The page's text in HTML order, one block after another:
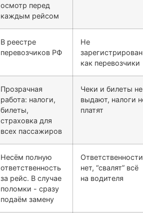
осмотр перед
каждым рейсом
В реестре
перевозчиков РФ
Не
как перевозчики
Прозрачная
работа: налоги,
билеты,
страховка для
всех пассажиров
Чеки и билеты не
выдают, налоги
платят
Несём полную
ответственность
за рейс. В случае
поломки - сразу
подаём замену
Ответственности
нет, “свалят” всё
на водителя